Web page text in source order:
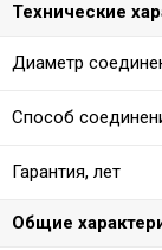
Технические
Диаметр
Способ
Гарантия, лет
Общие